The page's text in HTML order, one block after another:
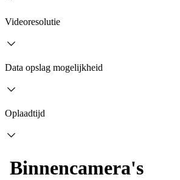
Videoresolutie
Data opslag mogelijkheid
Oplaadtijd
Binnencamera's